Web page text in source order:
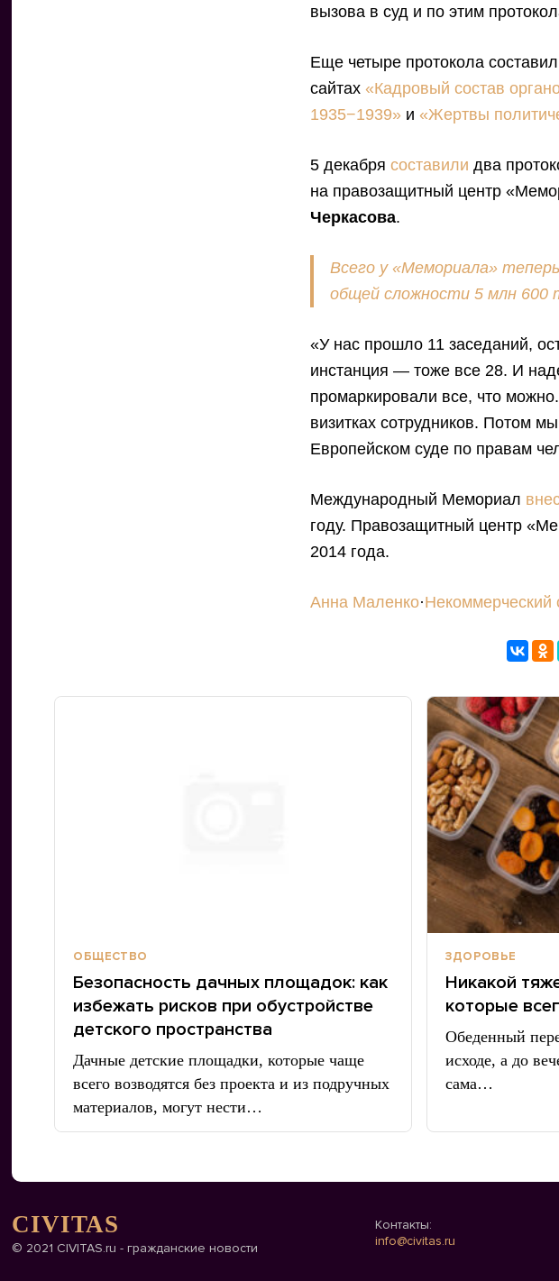
вызова в суд и по этим
Еще четыре протокола
сайтах«Кадровый состав
1935−1939» и«Жертвы
5 декабрясоставили два
на правозащитный центр
Черкасова.
Всего у «Мемориала»
общей сложности 5 млн
«У нас прошло 11 заседаний,
инстанция — тоже все 28. И
промаркировали все, что
визитках сотрудников. Потом
Европейском суде по правам
Международный Мемориал
году. Правозащитный центр
2014 года.
Анна Маленко·Некоммерческий
ОБЩЕСТВО
Безопасность дачных площадок: как
избежать рисков при обустройстве
детского пространства
Дачные детские площадки, которые чаще
всего возводятся без проекта и из подручных
материалов, могут нести…
ЗДОРОВЬЕ
Никакой
которые
Обеденный
исходе, а до
сама…
CIVITAS
© 2021 CIVITAS.ru - гражданские новости
Контакты:
info@civitas.ru